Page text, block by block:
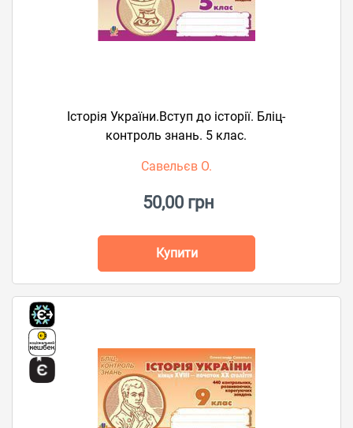
Історія України.Вступ до історії. Бліц-
контроль знань. 5 клас.
Савельєв О.
50,00 грн
Купити